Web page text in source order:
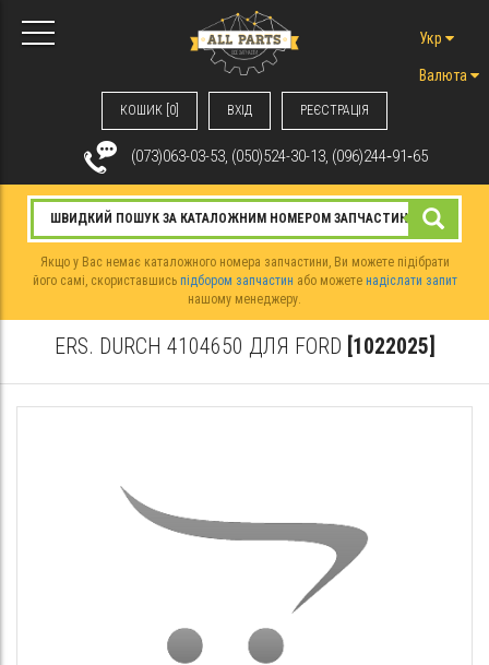
КОШИК [0] ВХIД РЕЄСТРАЦІЯ
Укр
Валюта
(073)063-03-53, (050)524-30-13, (096)244‑91‑65
Якщо у Вас немає каталожного номера запчастини, Ви можете підібрати
його самі, скориставшись підбором запчастин або можете надіслати запит
нашому менеджеру.
ERS. DURCH 4104650 ДЛЯ FORD [1022025]